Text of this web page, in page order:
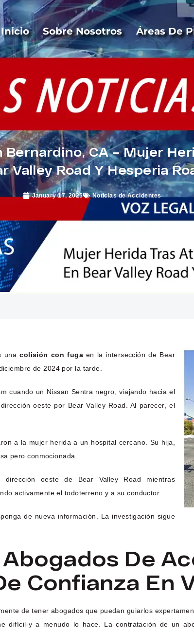
Inicio Sobre Nosotros Áreas De
Bernardino, CA – Mujer
Valley Road Y Hesperia
January 17, 2025 Noticias de Accidentes
unacolisión con fugaen la intersección de Bear
de 2024 por la tarde.
cuando un Nissan Sentra negro, viajando hacia el
oeste por Bear Valley Road. Al parecer, el
a la mujer herida a un hospital cercano. Su hija,
pero conmocionada.
dirección oeste de Bear Valley Road mientras
activamente el todoterreno y a su conductor.
de nueva información. La investigación sigue
De
Confianza En
de tener abogados que puedan guiarlos
difícil-y a menudo lo hace. La contratación de un